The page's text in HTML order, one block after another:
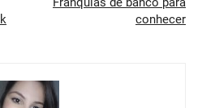
conhecer